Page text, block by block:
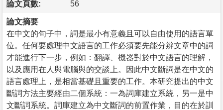
論文頁數: 56
論文摘要
在中文的句子中，詞是最小有意義且可以自由使用的語言單
位。任何要處理中文語言的工作必須要先能分辨文章中的詞
才能進行下一步，例如：翻譯、機器對於中文語言的理解，
以及應用在人與電腦與的交談上。因此中文斷詞是在中文的
語言處理上，是相當基礎且重要的工作。本研究提出的中文
斷詞方法主要經由二個系統：一為詞庫建立系統，另一是中
文斷詞系統。詞庫建立為中文斷詞的前置作業，目的在於訓